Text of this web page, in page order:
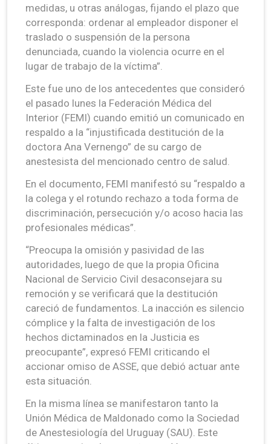
medidas, u otras análogas, fijando el plazo que
corresponda: ordenar al empleador disponer el
traslado o suspensión de la persona
denunciada, cuando la violencia ocurre en el
lugar de trabajo de la víctima”.
Este fue uno de los antecedentes que consideró
el pasado lunes la Federación Médica del
Interior (FEMI) cuando emitió un comunicado en
respaldo a la “injustificada destitución de la
doctora Ana Vernengo” de su cargo de
anestesista del mencionado centro de salud.
En el documento, FEMI manifestó su “respaldo a
la colega y el rotundo rechazo a toda forma de
discriminación, persecución y/o acoso hacia las
profesionales médicas”.
“Preocupa la omisión y pasividad de las
autoridades, luego de que la propia Oficina
Nacional de Servicio Civil desaconsejara su
remoción y se verificará que la destitución
careció de fundamentos. La inacción es silencio
cómplice y la falta de investigación de los
hechos dictaminados en la Justicia es
preocupante”, expresó FEMI criticando el
accionar omiso de ASSE, que debió actuar ante
esta situación.
En la misma línea se manifestaron tanto la
Unión Médica de Maldonado como la Sociedad
de Anestesiología del Uruguay (SAU). Este